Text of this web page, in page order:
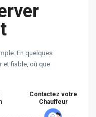
En quelques
et fiable, où que
Contactez votre
Chauffeur